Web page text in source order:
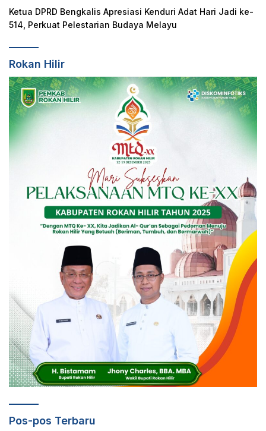
Ketua DPRD Bengkalis Apresiasi Kenduri Adat Hari Jadi ke-
514, Perkuat Pelestarian Budaya Melayu
Rokan Hilir
Pos-pos Terbaru